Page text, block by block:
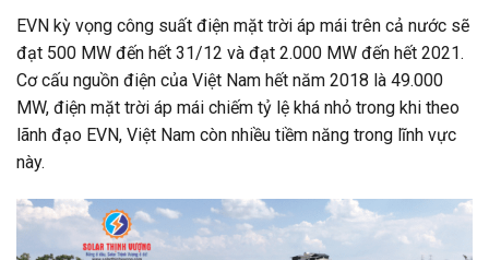
EVN kỳ vọng công suất điện mặt trời áp mái trên cả nước sẽ
đạt 500 MW đến hết 31/12 và đạt 2.000 MW đến hết 2021.
Cơ cấu nguồn điện của Việt Nam hết năm 2018 là 49.000
MW, điện mặt trời áp mái chiếm tỷ lệ khá nhỏ trong khi theo
lãnh đạo EVN, Việt Nam còn nhiều tiềm năng trong lĩnh vực
này.